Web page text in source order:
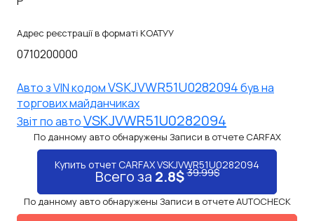
Адрес реєстрації в форматі КОАТУУ
0710200000
Авто з VIN кодомVSKJVWR51U0282094був на
торгових майданчиках
Звiт по автоVSKJVWR51U0282094
По данному авто обнаружены Записи в отчете CARFAX
Купить отчет CARFAX VSKJVWR51U0282094
Всего за 2.8$39.99$
По данному авто обнаружены Записи в отчете AUTOCHECK